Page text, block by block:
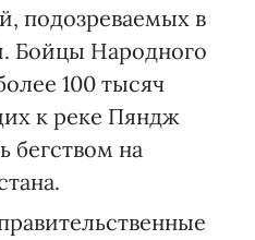
подозреваемых в
Бойцы Народного
100 тысяч
к реке Пяндж
бегством на